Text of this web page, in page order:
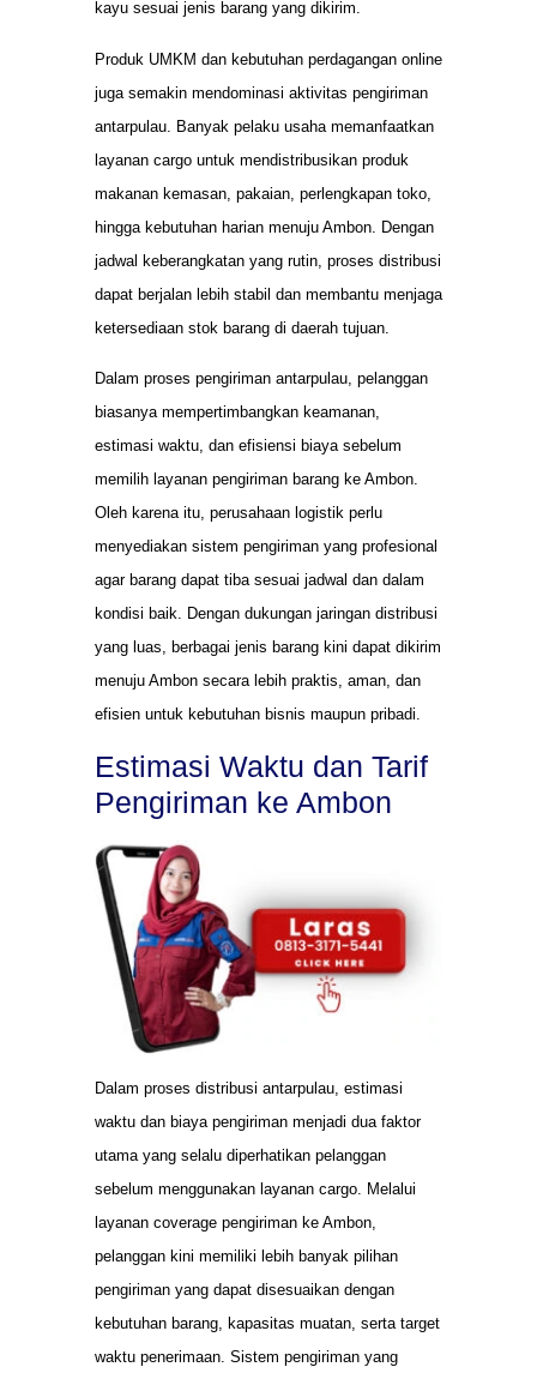
kayu sesuai jenis barang yang dikirim.
Produk UMKM dan kebutuhan perdagangan online
juga semakin mendominasi aktivitas pengiriman
antarpulau. Banyak pelaku usaha memanfaatkan
layanan cargo untuk mendistribusikan produk
makanan kemasan, pakaian, perlengkapan toko,
hingga kebutuhan harian menuju Ambon. Dengan
jadwal keberangkatan yang rutin, proses distribusi
dapat berjalan lebih stabil dan membantu menjaga
ketersediaan stok barang di daerah tujuan.
Dalam proses pengiriman antarpulau, pelanggan
biasanya mempertimbangkan keamanan,
estimasi waktu, dan efisiensi biaya sebelum
memilih layanan pengiriman barang ke Ambon.
Oleh karena itu, perusahaan logistik perlu
menyediakan sistem pengiriman yang profesional
agar barang dapat tiba sesuai jadwal dan dalam
kondisi baik. Dengan dukungan jaringan distribusi
yang luas, berbagai jenis barang kini dapat dikirim
menuju Ambon secara lebih praktis, aman, dan
efisien untuk kebutuhan bisnis maupun pribadi.
Estimasi Waktu dan Tarif
Pengiriman ke Ambon
Dalam proses distribusi antarpulau, estimasi
waktu dan biaya pengiriman menjadi dua faktor
utama yang selalu diperhatikan pelanggan
sebelum menggunakan layanan cargo. Melalui
layanan coverage pengiriman ke Ambon,
pelanggan kini memiliki lebih banyak pilihan
pengiriman yang dapat disesuaikan dengan
kebutuhan barang, kapasitas muatan, serta target
waktu penerimaan. Sistem pengiriman yang